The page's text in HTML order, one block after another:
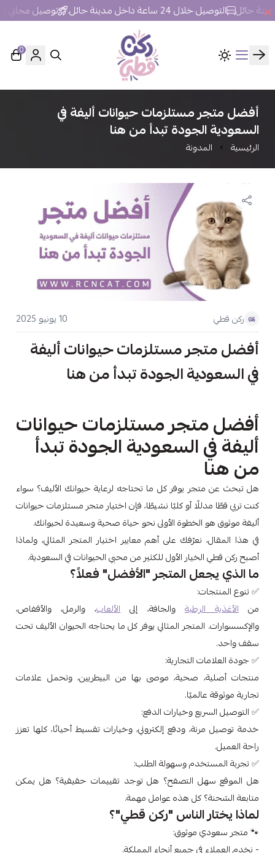
التوصيل خلال 24 ساعة داخل مدينة حائل. توصيل مجاني | للطلبات فوق
ركن قطي
0
أفضل متجر مستلزمات حيوانات أليفة في
السعودية الجودة تبدأ من هنا
الرئيسية المدونة
ركن قطي 10 يونيو 2025
أفضل متجر مستلزمات حيوانات أليفة
في السعودية الجودة تبدأ من هنا
أفضل متجر مستلزمات حيوانات
أليفة في السعودية الجودة تبدأ
من هنا
هل تبحث عن متجر يوفر كل ما تحتاجه لرعاية حيوانك الأليف؟ سواء
كنت تربي قطًا مدللًا أو كلبًا نشيطًا، فإن اختيار متجر مستلزمات حيوانات
أليفة موثوق هو الخطوة الأولى نحو حياة صحية وسعيدة لحيوانك.
في هذا المقال، نعرّفك على أهم معايير اختيار المتجر المثالي، ولماذا
أصبح ركن قطي الخيار الأول للكثير من محبي الحيوانات في السعودية.
ما الذي يجعل المتجر "الأفضل" فعلاً؟
✅ تنوع المنتجات:
منالأغذية الرطبةوالجافة، إلىالألعاب، والرمل، والأقفاص،
والإكسسوارات. المتجر المثالي يوفر كل ما يحتاجه الحيوان الأليف تحت
سقف واحد.
✅ جودة العلامات التجارية:
منتجات أصلية، صحية، موصى بها من البيطريين، وتحمل علامات
تجارية موثوقة عالميًا.
✅ التوصيل السريع وخيارات الدفع:
خدمة توصيل مرنة، ودفع إلكتروني، وخيارات تقسيط أحيانًا، كلها تعزز
راحة العميل.
✅ تجربة المستخدم وسهولة الطلب:
هل الموقع سهل التصفح؟ هل توجد تقييمات حقيقية؟ هل يمكن
متابعة الشحنة؟ كل هذه عوامل مهمة.
لماذا يختار الناس "ركن قطي"؟
🐾 متجر سعودي موثوق:
- نخدم العملاء في جميع أنحاء المملكة.